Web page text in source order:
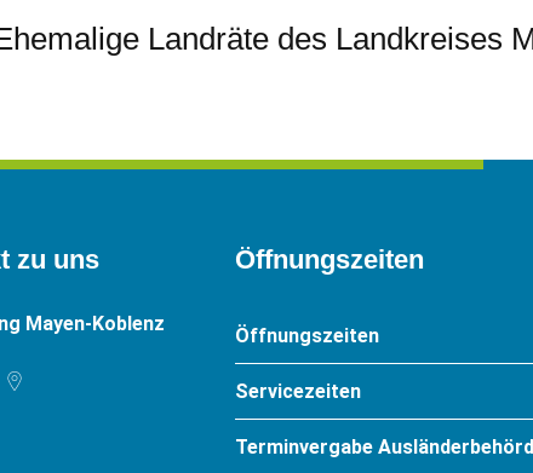
Landräte des Landkreises
zu uns
Mayen-Koblenz
Öffnungszeiten
Öffnungszeiten
Servicezeiten
Terminvergabe